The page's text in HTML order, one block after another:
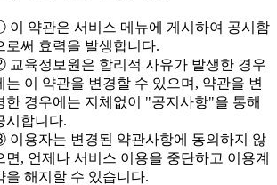
이 약관은 서비스 메뉴에 게시하여 공시함
로써 효력을 발생합니다.
교육정보원은 합리적 사유가 발생한 경우
는 이 약관을 변경할 수 있으며, 약관을 변
한 경우에는 지체없이 "공지사항"을 통해
시합니다.
이용자는 변경된 약관사항에 동의하지 않
면, 언제나 서비스 이용을 중단하고 이용계
을 해지할 수 있습니다.